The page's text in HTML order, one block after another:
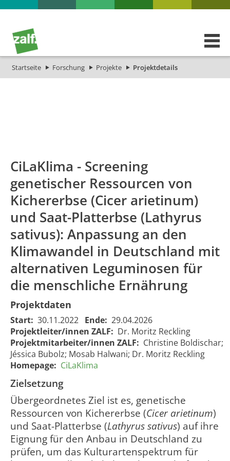
Startseite Forschung Projekte Projektdetails
2328
CiLaKlima -
Screening
genetischer
Ressourcen
von
Kichererbse
(Cicer
arietinum)
und Saat-
Platterbse
(Lathyrus
sativus):
Anpassung
CiLaKlima -
Screening of
genetic
resources of
arietinum)
and grass
pea
(Lathyrus
sativus):
Adaptation
01.12.2022
00:00:00
00:00:00
CiLaKlima - Screening
genetischer Ressourcen von
Kichererbse (Cicer arietinum)
und Saat-Platterbse (Lathyrus
sativus): Anpassung an den
Klimawandel in Deutschland mit
alternativen Leguminosen für
die menschliche Ernährung
Projektdaten
Start: 30.11.2022 Ende: 29.04.2026
Projektleiter/innen ZALF: Dr. Moritz Reckling
Projektmitarbeiter/innen ZALF: Christine Boldischar;
Jéssica Bubolz; Mosab Halwani; Dr. Moritz Reckling
Homepage: CiLaKlima
Zielsetzung
Übergeordnetes Ziel ist es, genetische
Ressourcen von Kichererbse (Cicer arietinum)
und Saat-Platterbse (Lathyrus sativus) auf ihre
Eignung für den Anbau in Deutschland zu
prüfen, um das Kulturartenspektrum für